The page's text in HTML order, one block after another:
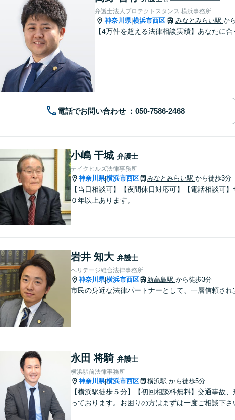
弁護士法人プロテクトスタンス 横浜事務所
神奈川県|横浜市西区 みなとみらい駅 か
【4万件を超える法律相談実績】あなたに
電話でお問い合わせ
小嶋 干城 弁護士
テイクヒルズ法律事務所
神奈川県|横浜市西区 みなとみらい駅 から徒歩3分
【当日相談可】【夜間休日対応可】【電話相談可
０年以上あります。
岩井 知大 弁護士
ヘリテージ総合法律事務所
神奈川県|横浜市西区 新高島駅 から徒歩3分
市民の身近な法律パートナーとして、一層信頼さ
永田 将騎 弁護士
横浜駅前法律事務所
神奈川県|横浜市西区 横浜駅 から徒歩5分
【横浜駅徒歩５分】【初回相談料無料】交通事故
っております。お困りの方はまずは一度ご相談下さ